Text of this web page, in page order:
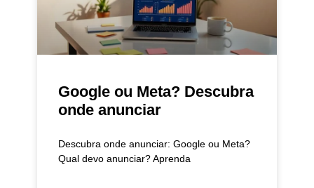
Google ou Meta? Descubra
onde anunciar
Descubra onde anunciar: Google ou Meta?
Qual devo anunciar? Aprenda